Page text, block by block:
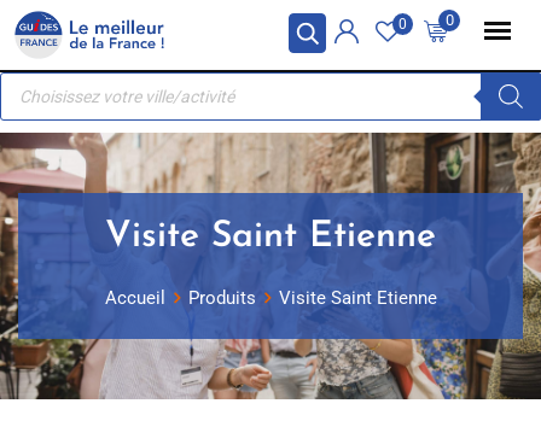
Panneau de gestion des cookies
Skip
content
0
0
Recherche
produits
Visite Saint Etienne
Accueil Produits Visite Saint Etienne